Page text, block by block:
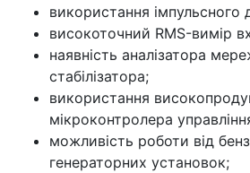
використання
високоточний RMS-вимір
наявність аналізатора
стабілізатора;
використання
мікроконтролера
можливість роботи від
генераторних установок;